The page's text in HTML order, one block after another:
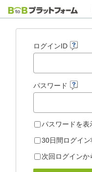
ログインID
パスワード
パスワードを表
30日間ログイ
次回ログイン